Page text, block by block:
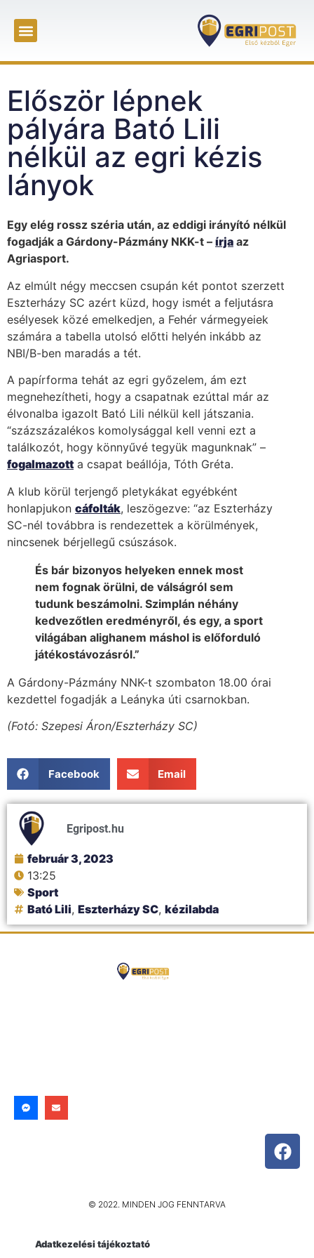
Először lépnek
pályára Bató Lili
nélkül az egri kézis
lányok
Egy elég rossz széria után, az eddigi irányító nélkül
fogadják a Gárdony-Pázmány NKK-t – írja az
Agriasport.
Az elmúlt négy meccsen csupán két pontot szerzett
Eszterházy SC azért küzd, hogy ismét a feljutásra
esélyesek közé emelkedjen, a Fehér vármegyeiek
számára a tabella utolsó előtti helyén inkább az
NBI/B-ben maradás a tét.
A papírforma tehát az egri győzelem, ám ezt
megnehezítheti, hogy a csapatnak ezúttal már az
élvonalba igazolt Bató Lili nélkül kell játszania.
“százszázalékos komolysággal kell venni ezt a
találkozót, hogy könnyűvé tegyük magunknak” –
fogalmazott a csapat beállója, Tóth Gréta.
A klub körül terjengő pletykákat egyébként
honlapjukon cáfolták, leszögezve: “az Eszterházy
SC-nél továbbra is rendezettek a körülmények,
nincsenek bérjellegű csúszások.
És bár bizonyos helyeken ennek most
nem fognak örülni, de válságról sem
tudunk beszámolni. Szimplán néhány
kedvezőtlen eredményről, és egy, a sport
világában alighanem máshol is előforduló
játékostávozásról.”
A Gárdony-Pázmány NNK-t szombaton 18.00 órai
kezdettel fogadják a Leányka úti csarnokban.
(Fotó: Szepesi Áron/Eszterházy SC)
Facebook Email
Egripost.hu
február 3, 2023
13:25
Sport
Bató Lili, Eszterházy SC, kézilabda
© 2022. MINDEN JOG FENNTARVA
Adatkezelési tájékoztató